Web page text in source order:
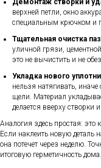
Демонтаж створки и
верхней петли, окно
специальным крючком и
Тщательная очистка
уличной грязи,
это не вычистить и не
Укладка нового
нельзя натягивать,
щели. Материал
делается вверху створки
Аналогия здесь простая: это
Если наклеить новую деталь
она потечет через неделю.
итоговую герметичность дома.